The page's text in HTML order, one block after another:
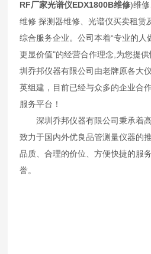
RF厂家光谱仪EDX1800B维修)维
维修 探测器维修、光谱仪买卖租赁
综合服务企业。公司本着“专业的人
更显价值"的经营合作理念,为您提
圳乔邦仪器有限公司由老牌原各大
英组建，目前已经与众多的企业合
服务平台！
深圳乔邦仪器有限公司秉承着高
致力于国内外优良品管测量仪器的
品质、合理的价位、方便快捷的服
誉。